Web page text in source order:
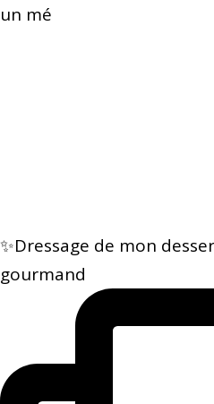
un mé
✨Dressage de mon
gourmand